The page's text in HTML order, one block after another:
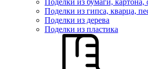
Поделки из бумаги, картона,
Поделки из гипса, кварца,
Поделки из дерева
Поделки из пластика